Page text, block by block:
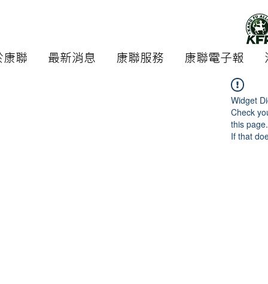
康聯 最新消息 康聯服務 康聯電子報
Widget
Check
this page.
If that